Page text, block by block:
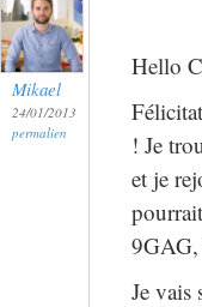
Mikael
24/01/2013
permalien
Hello
! Je
et je
Je vais